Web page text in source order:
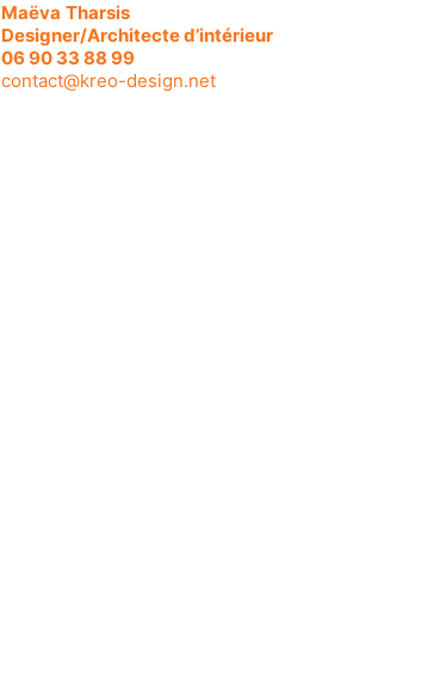
Maëva Tharsis
Designer/Architecte d’intérieur
06 90 33 88 99
contact@kreo-design.net